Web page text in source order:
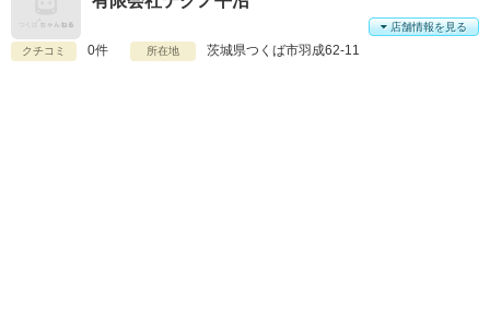
クチコミ 0件 所在地 茨城県つくば市羽成62-11
店舗情報を見る